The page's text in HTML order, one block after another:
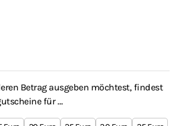
Betrag ausgeben möchtest, findest
für …